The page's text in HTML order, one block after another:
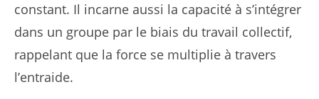
constant. Il incarne aussi la capacité à s’intégrer
dans un groupe par le biais du travail collectif,
rappelant que la force se multiplie à travers
l’entraide.